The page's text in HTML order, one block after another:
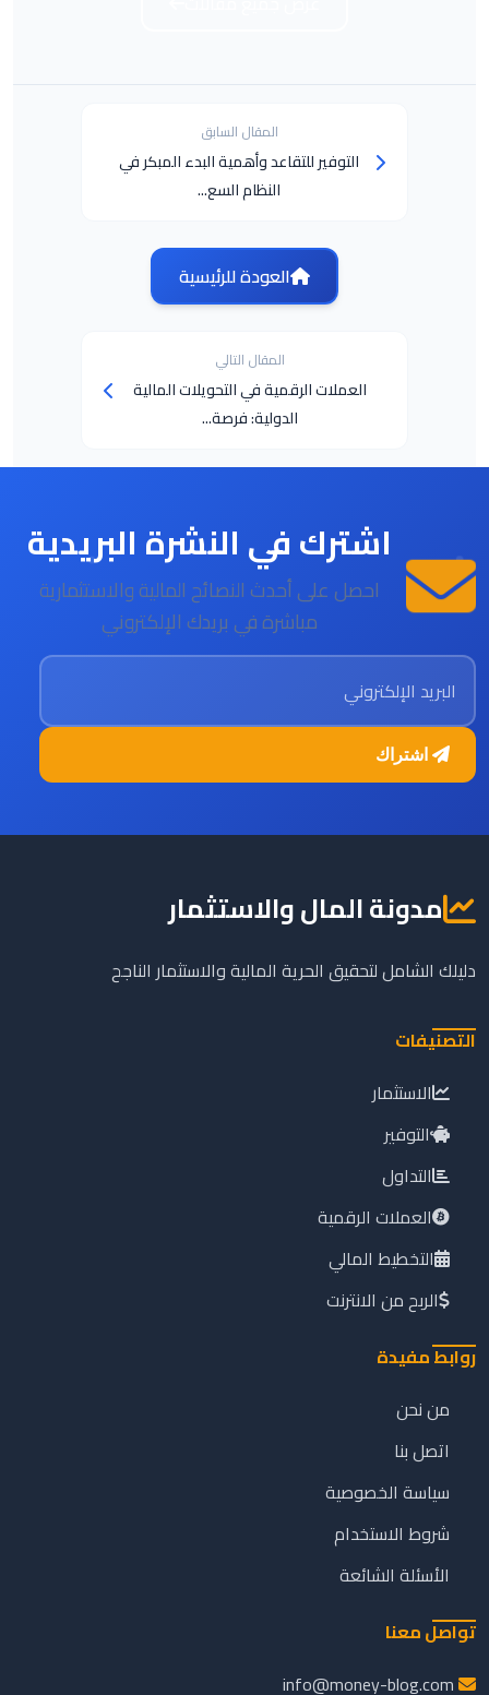
المقال السابق
التوفير للتقاعد وأهمية البدء المبكر في
النظام السع...
العودة للرئيسية
المقال التالي
العملات الرقمية في التحويلات المالية
الدولية: فرصة...
اشترك في النشرة البريدية
احصل على أحدث النصائح المالية والاستثمارية
مباشرة في بريدك الإلكتروني
البريد الإلكتروني
مدونة المال والاستثمار
دليلك الشامل لتحقيق الحرية المالية والاستثمار الناجح
التصنيفات
الاستثمار
التوفير
التداول
العملات الرقمية
التخطيط المالي
الربح من الانترنت
روابط مفيدة
من نحن
اتصل بنا
سياسة الخصوصية
شروط الاستخدام
الأسئلة الشائعة
تواصل معنا
info@money-blog.com